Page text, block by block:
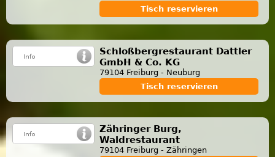
Tisch reservieren
Schloßbergrestaurant Dattler
GmbH & Co. KG
79104 Freiburg - Neuburg
Tisch reservieren
Zähringer Burg,
Waldrestaurant
79104 Freiburg - Zähringen